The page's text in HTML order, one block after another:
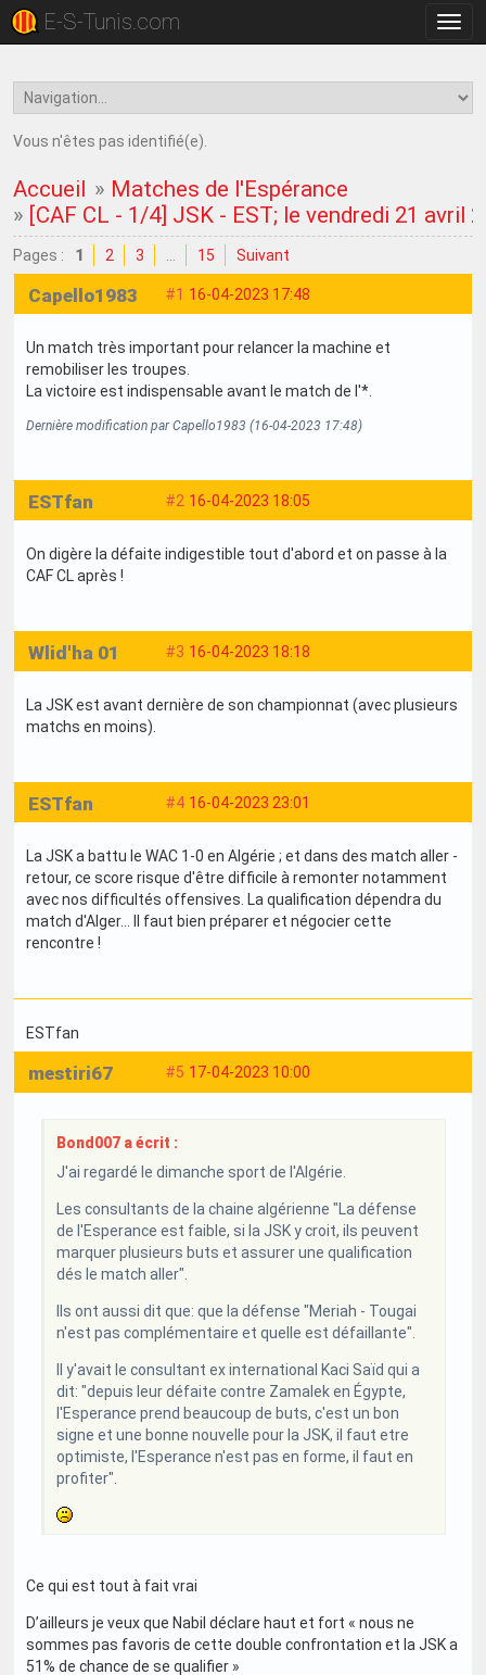
la
E-S-Tunis.com
Vous n'êtes pas identifié(e).
Accueil » Matches de l'Espérance
» [CAF CL - 1/4] JSK - EST; le vendredi 21 avril
Pages : 1 2 3 15 Suivant
#1 16-04-2023 17:48
Capello1983
Un match très important pour relancer la machine et
remobiliser les troupes.
La victoire est indispensable avant le match de l'*.
Dernière modification par Capello1983 (16-04-2023 17:48)
#2 16-04-2023 18:05
ESTfan
On digère la défaite indigestible tout d'abord et on passe à la
CAF CL après !
#3 16-04-2023 18:18
Wlid'ha 01
La JSK est avant dernière de son championnat (avec plusieurs
matchs en moins).
#4 16-04-2023 23:01
ESTfan
La JSK a battu le WAC 1-0 en Algérie ; et dans des match aller -
retour, ce score risque d'être difficile à remonter notamment
avec nos difficultés offensives. La qualification dépendra du
match d'Alger... Il faut bien préparer et négocier cette
rencontre !
ESTfan
#5 17-04-2023 10:00
mestiri67
Bond007 a écrit :
J'ai regardé le dimanche sport de l'Algérie.
Les consultants de la chaine algérienne "La défense
de l'Esperance est faible, si la JSK y croit, ils peuvent
marquer plusieurs buts et assurer une qualification
dés le match aller".
Ils ont aussi dit que: que la défense "Meriah - Tougai
n'est pas complémentaire et quelle est défaillante".
Il y'avait le consultant ex international Kaci Saïd qui a
dit: "depuis leur défaite contre Zamalek en Égypte,
l'Esperance prend beaucoup de buts, c'est un bon
signe et une bonne nouvelle pour la JSK, il faut etre
optimiste, l'Esperance n'est pas en forme, il faut en
profiter".
Ce qui est tout à fait vrai
D’ailleurs je veux que Nabil déclare haut et fort « nous ne
sommes pas favoris de cette double confrontation et la JSK a
51% de chance de se qualifier »